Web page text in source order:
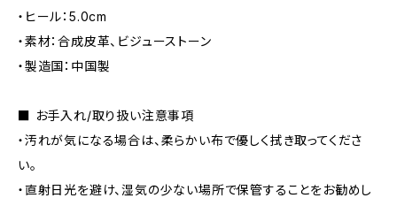
・ヒール：5.0cm
・素材：合成皮革、ビジューストーン
・製造国：中国製
■ お手入れ/取り扱い注意事項
・汚れが気になる場合は、柔らかい布で優しく拭き取ってくださ
い。
・直射日光を避け、湿気の少ない場所で保管することをお勧めし